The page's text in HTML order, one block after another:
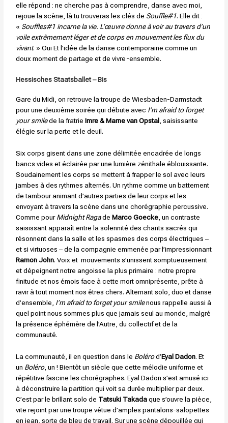
elle répond : ne cherche pas à comprendre, danse avec moi,
rejoue la scène, là tu trouveras les clés de Souffle#1. Elle dit :
« Souffles#1 incarne la vie. L’œuvre donne à voir au travers d’un
voile extrêmement léger et de corps en mouvement les flux du
vivant. » Oui Et l’idée de la danse contemporaine comme un
doux moment de partage et de vivre-ensemble.
Hessisches Staatsballet – Bis
Gare du Midi, on retrouve la troupe de Wiesbaden-Darmstadt
pour une deuxième soirée qui débute avec I’m afraid to forget
your smilede la fratrieImre & Marne van Opstal , saisissante
élégie sur la perte et le deuil.
Six corps gisent dans une zone délimitée encadrée de longs
bancs vides et éclairée par une lumière zénithale éblouissante.
Soudainement les corps se mettent à frapper le sol avec leurs
jambes à des rythmes alternés. Un rythme comme un battement
de tambour animant d’autres parties de leur corps et les
envoyant à travers la scène dans une chorégraphie percussive.
Comme pourMidnight RagadeMarco Goecke , un contraste
saisissant apparaît entre la solennité des chants sacrés qui
résonnent dans la salle et les spasmes des corps électriques –
et si virtuoses – de la compagnie emmenée par l’impressionnant
Ramon John. Voix et mouvements s’unissent somptueusement
et dépeignent notre angoisse la plus primaire : notre propre
finitude et nos émois face à cette mort omniprésente, prête à
ravir à tout moment nos êtres chers. Alternant solo, duo et danse
d’ensemble, I’m afraid to forget your smilenous rappelle aussi à
quel point nous sommes plus que jamais seul au monde, malgré
la présence éphémère de l’Autre, du collectif et de la
communauté.
La communauté, il en question dans le Bolérod’Eyal Dadon. Et
un Boléro, un ! Bientôt un siècle que cette mélodie uniforme et
répétitive fascine les chorégraphes. Eyal Dadon s’est amusé ici
à déconstruire la partition qui voit sa durée multiplier par deux.
C’est par le brillant solo de Tatsuki Takadaque s’ouvre la pièce,
vite rejoint par une troupe vêtue d’amples pantalons-salopettes
en jean, sorte de bleu de travail. Sur une scène dépouillée qui